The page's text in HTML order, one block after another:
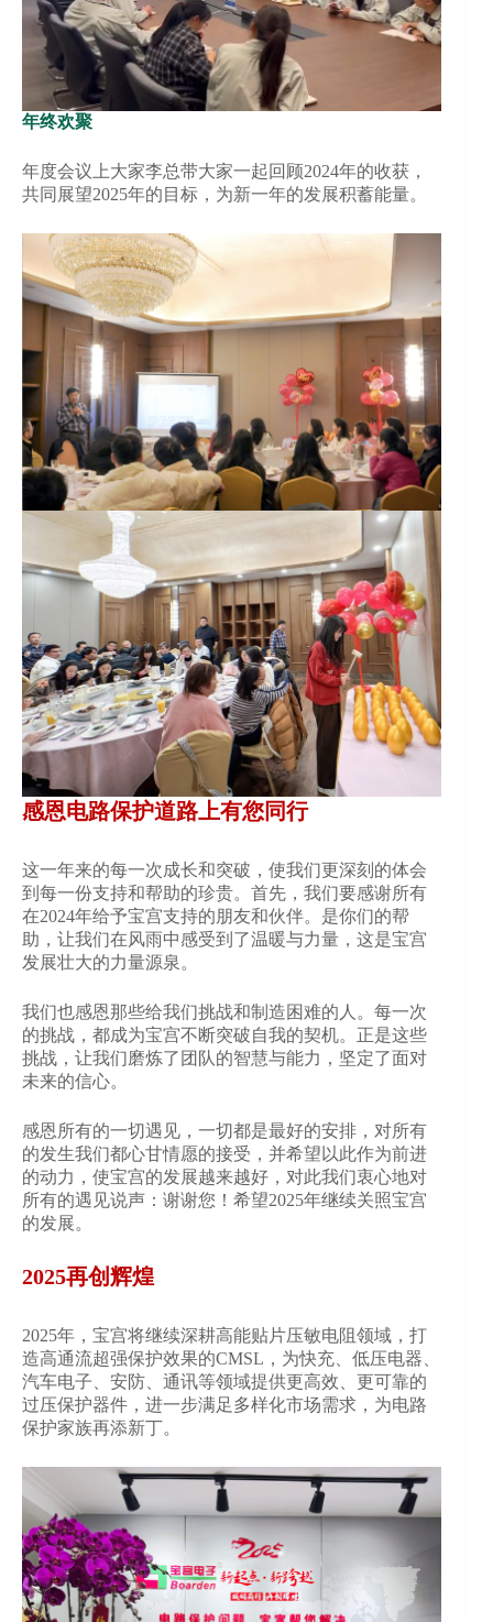
年终欢聚
年度会议上大家李总带大家一起回顾2024年的收获，
共同展望2025年的目标，为新一年的发展积蓄能量。
感恩电路保护道路上有您同行
这一年来的每一次成长和突破，使我们更深刻的体会
到每一份支持和帮助的珍贵。首先，我们要感谢所有
在2024年给予宝宫支持的朋友和伙伴。是你们的帮
助，让我们在风雨中感受到了温暖与力量，这是宝宫
发展壮大的力量源泉。
我们也感恩那些给我们挑战和制造困难的人。每一次
的挑战，都成为宝宫不断突破自我的契机。正是这些
挑战，让我们磨炼了团队的智慧与能力，坚定了面对
未来的信心。
感恩所有的一切遇见，一切都是最好的安排，对所有
的发生我们都心甘情愿的接受，并希望以此作为前进
的动力，使宝宫的发展越来越好，对此我们衷心地对
所有的遇见说声：谢谢您！希望2025年继续关照宝宫
的发展。
2025再创辉煌
2025年，宝宫将继续深耕高能贴片压敏电阻领域，打
造高通流超强保护效果的CMSL，为快充、低压电器、
汽车电子、安防、通讯等领域提供更高效、更可靠的
过压保护器件，进一步满足多样化市场需求，为电路
保护家族再添新丁。